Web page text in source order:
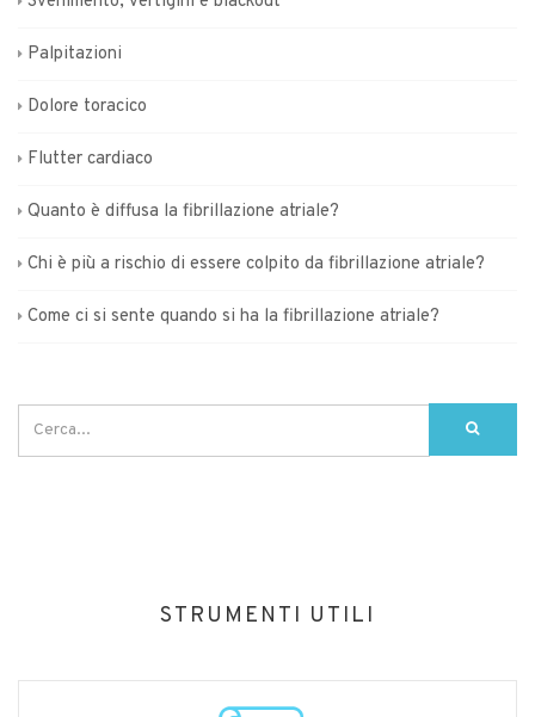
Palpitazioni
Dolore toracico
Flutter cardiaco
Quanto è diffusa la fibrillazione atriale?
Chi è più a rischio di essere colpito da fibrillazione atriale?
Come ci si sente quando si ha la fibrillazione atriale?
STRUMENTI UTILI